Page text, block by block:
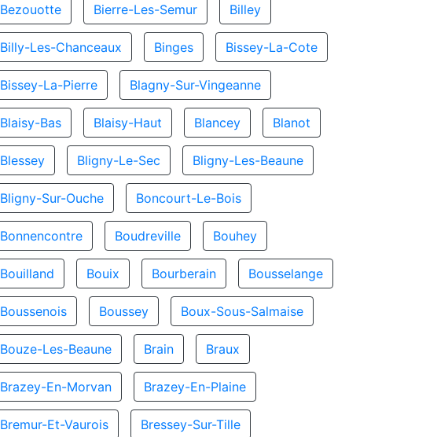
Bezouotte Bierre-Les-Semur Billey
Billy-Les-Chanceaux Binges Bissey-La-Cote
Bissey-La-Pierre Blagny-Sur-Vingeanne
Blaisy-Bas Blaisy-Haut Blancey Blanot
Blessey Bligny-Le-Sec Bligny-Les-Beaune
Bligny-Sur-Ouche Boncourt-Le-Bois
Bonnencontre Boudreville Bouhey
Bouilland Bouix Bourberain Bousselange
Boussenois Boussey Boux-Sous-Salmaise
Bouze-Les-Beaune Brain Braux
Brazey-En-Morvan Brazey-En-Plaine
Bremur-Et-Vaurois Bressey-Sur-Tille